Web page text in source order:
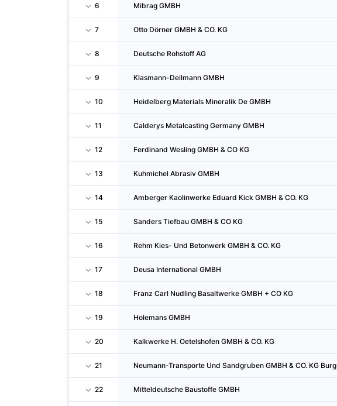
6 Mibrag GMBH
7 Otto Dörner GMBH & CO. KG
8 Deutsche Rohstoff AG
9 Klasmann-Deilmann GMBH
10 Heidelberg Materials Mineralik De GMBH
11 Calderys Metalcasting Germany GMBH
12 Ferdinand Wesling GMBH & CO KG
13 Kuhmichel Abrasiv GMBH
14 Amberger Kaolinwerke Eduard Kick GMBH & CO. KG
15 Sanders Tiefbau GMBH & CO KG
16 Rehm Kies- Und Betonwerk GMBH & CO. KG
17 Deusa International GMBH
18 Franz Carl Nudling Basaltwerke GMBH + CO KG
19 Holemans GMBH
20 Kalkwerke H. Oetelshofen GMBH & CO. KG
21 Neumann-Transporte Und Sandgruben GMBH & CO. KG Burg
22 Mitteldeutsche Baustoffe GMBH